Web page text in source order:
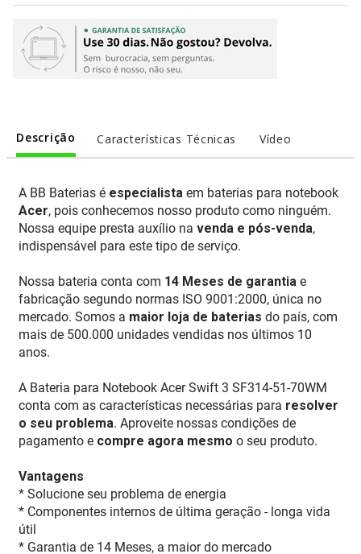
Descrição Características Técnicas Vídeo
A BB Baterias é especialista em baterias para notebook
Acer, pois conhecemos nosso produto como ninguém.
Nossa equipe presta auxílio na venda e pós-venda,
indispensável para este tipo de serviço.
Nossa bateria conta com 14 Meses de garantia e
fabricação segundo normas ISO 9001:2000, única no
mercado. Somos a maior loja de baterias do país, com
mais de 500.000 unidades vendidas nos últimos 10
anos.
A Bateria para Notebook Acer Swift 3 SF314-51-70WM
conta com as características necessárias para resolver
o seu problema. Aproveite nossas condições de
pagamento e compre agora mesmo o seu produto.
Vantagens
* Solucione seu problema de energia
* Componentes internos de última geração - longa vida
útil
* Garantia de 14 Meses, a maior do mercado